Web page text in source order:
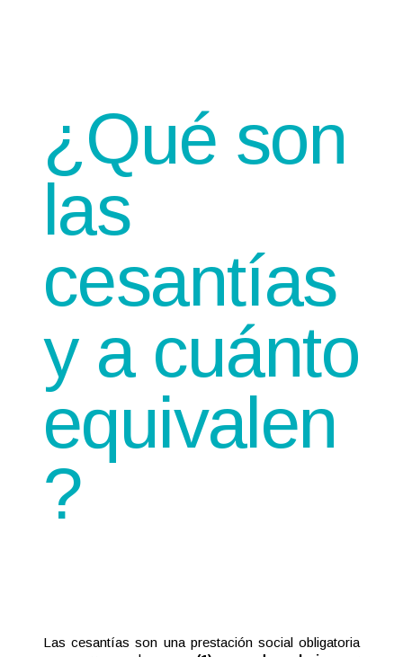
¿Qué son
las
cesantías
y a cuánto
equivalen
?
Las cesantías son una prestación social obligatoria